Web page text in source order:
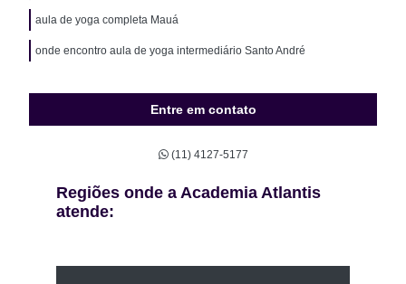
aula de yoga completa Mauá
onde encontro aula de yoga intermediário Santo André
Entre em contato
(11) 4127-5177
Regiões onde a Academia Atlantis
atende: